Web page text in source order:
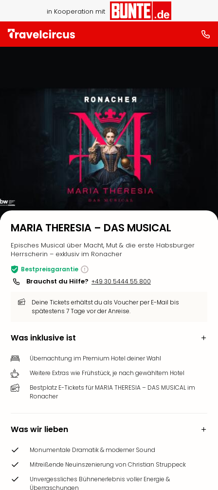
in Kooperation mit
MARIA THERESIA – DAS MUSICAL
Episches Musical über Macht, Mut & die erste Habsburger
Herrscherin – exklusiv im Ronacher
Bestpreisgarantie
Brauchst du Hilfe? +49 30 5444 55 800
Deine Tickets erhältst du als Voucher per E-Mail bis
spätestens 7 Tage vor der Anreise.
Was inklusive ist
Übernachtung im Premium Hotel deiner Wahl
Weitere Extras wie Frühstück, je nach gewähltem Hotel
Bestplatz E-Tickets für MARIA THERESIA – DAS MUSICAL im
Ronacher
Was wir lieben
Monumentale Dramatik & moderner Sound
Mitreißende Neuinszenierung von Christian Struppeck
Unvergessliches Bühnenerlebnis voller Energie &
Überraschungen